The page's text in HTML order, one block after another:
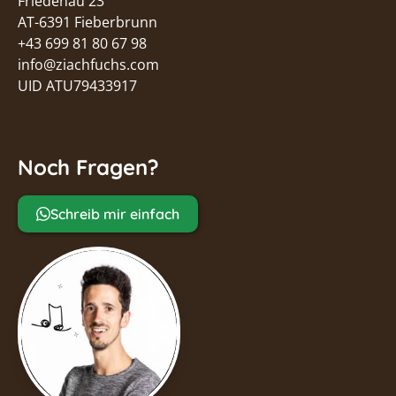
sicher bist, ob dein Instrument für die
Ziachfuchs-Methode passt, frag einfach bei
Hubert nach.
Hubert direkt per WhatsApp fragen
AT-6391 Fieberbrunn
+43 699 81 80 67 98
info@ziachfuchs.com
UID ATU79433917
Noch Fragen?
Schreib mir einfach